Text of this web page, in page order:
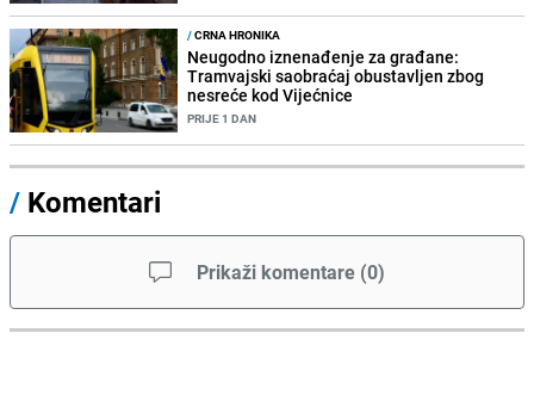
/CRNA HRONIKA
Neugodno iznenađenje za građane:
Tramvajski saobraćaj obustavljen zbog
nesreće kod Vijećnice
PRIJE 1 DAN
/ Komentari
Prikaži komentare (0)